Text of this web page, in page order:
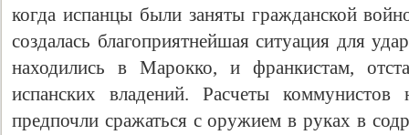
когда испанцы были заняты гражданской
создалась благоприятнейшая ситуация для
находились в Марокко, и франкистам,
испанских владений. Расчеты коммунистов
предпочли сражаться с оружием в руках в